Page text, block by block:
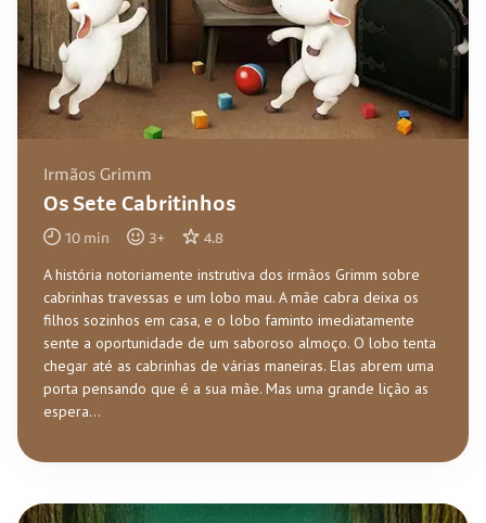
Irmãos Grimm
Os Sete Cabritinhos
10 min 3+ 4.8
A história notoriamente instrutiva dos irmãos Grimm sobre
cabrinhas travessas e um lobo mau. A mãe cabra deixa os
filhos sozinhos em casa, e o lobo faminto imediatamente
sente a oportunidade de um saboroso almoço. O lobo tenta
chegar até as cabrinhas de várias maneiras. Elas abrem uma
porta pensando que é a sua mãe. Mas uma grande lição as
espera...